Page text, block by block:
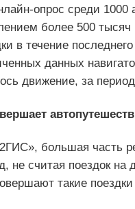
опрос среди 1000
более 500
в течение
данных
движение, за
большая часть
не считая поездок
такие